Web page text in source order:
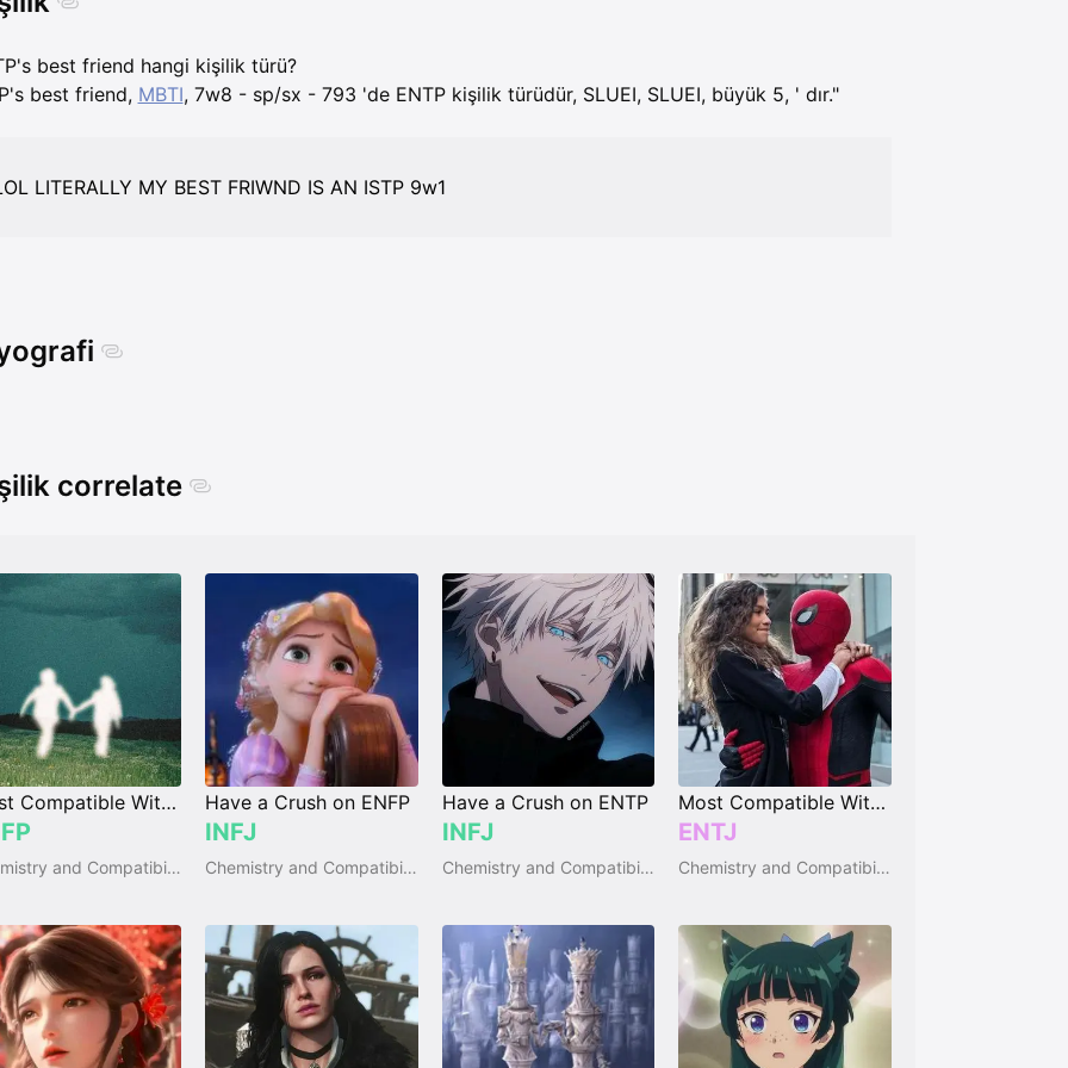
best friend hangi kişilik türü?
best friend, MBTI, 7w8 - sp/sx - 793 'de ENTP kişilik türüdür, SLUEI, SLUEI, büyük 5, ' dır."
LITERALLY MY BEST FRIWND IS AN ISTP 9w1
correlate
Most Compatible With INFJ
Chemistry and Compatibility
Have a Crush on ENFP
INFJ
Chemistry and Compatibility
Have a Crush on ENTP
INFJ
Chemistry and Compatibility
Most Compatible With INTP
ENTJ
Chemistry and Compatibility